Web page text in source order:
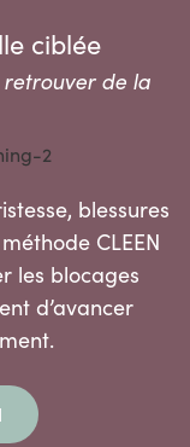
ciblée
de la
blessures
CLEEN
les blocages
d’avancer